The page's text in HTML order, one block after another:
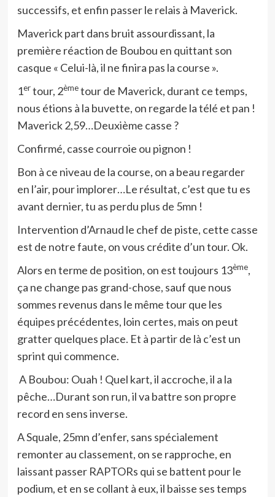
successifs, et enfin passer le relais à Maverick.
Maverick part dans bruit assourdissant, la
première réaction de Boubou en quittant son
casque « Celui-là, il ne finira pas la course ».
1ertour, 2èmetour de Maverick, durant ce temps,
nous étions à la buvette, on regarde la télé et pan !
Maverick 2,59…Deuxième casse ?
Confirmé, casse courroie ou pignon !
Bon à ce niveau de la course, on a beau regarder
en l’air, pour implorer…Le résultat, c’est que tu es
avant dernier, tu as perdu plus de 5mn !
Intervention d’Arnaud le chef de piste, cette casse
est de notre faute, on vous crédite d’un tour. Ok.
Alors en terme de position, on est toujours 13ème,
ça ne change pas grand-chose, sauf que nous
sommes revenus dans le même tour que les
équipes précédentes, loin certes, mais on peut
gratter quelques place. Et à partir de là c’est un
sprint qui commence.
A Boubou: Ouah ! Quel kart, il accroche, il a la
pêche…Durant son run, il va battre son propre
record en sens inverse.
A Squale, 25mn d’enfer, sans spécialement
remonter au classement, on se rapproche, en
laissant passer RAPTORs qui se battent pour le
podium, et en se collant à eux, il baisse ses temps